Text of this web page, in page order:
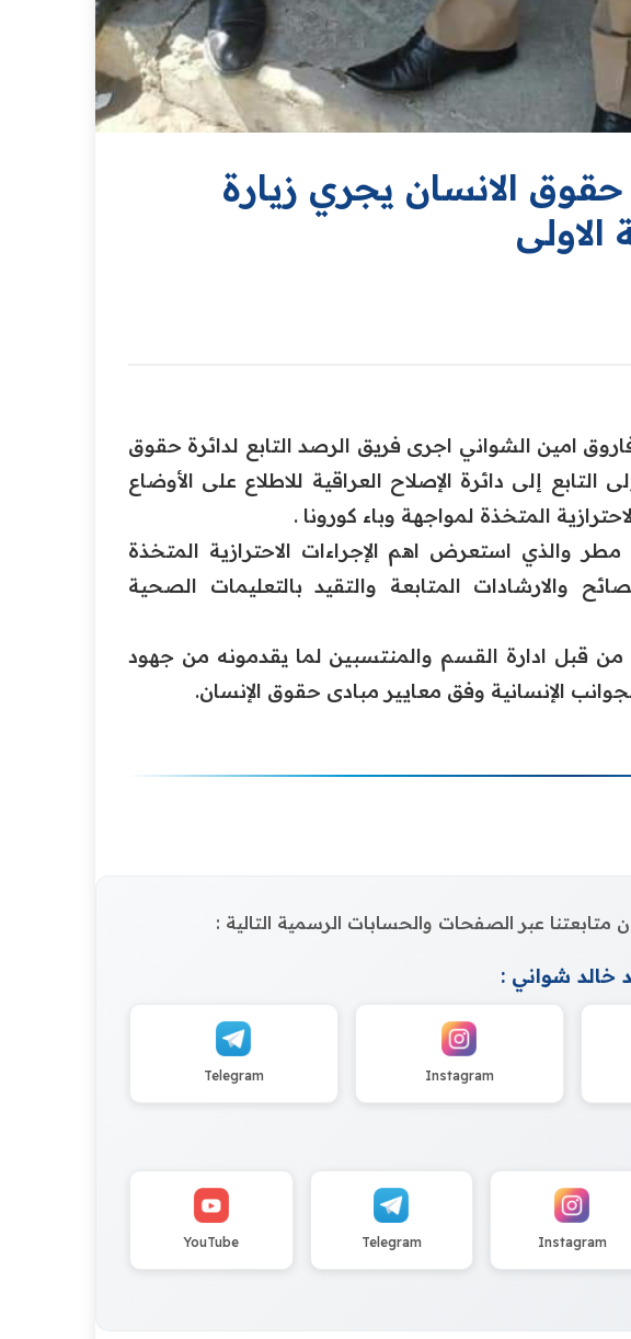
حقوق الانسان يجري زيارة
امين الشواني اجرى فريق الرصد التابع لدائرة حقوق
التابع إلى دائرة الإصلاح العراقية للاطلاع على الأوضاع
المتخذة لمواجهة وباء كورونا .
والذي استعرض اهم الإجراءات الاحترازية المتخذة
والارشادات المتابعة والتقيد بالتعليمات الصحية
قبل ادارة القسم والمنتسبين لما يقدمونه من جهود
الإنسانية وفق معايير مبادى حقوق الإنسان.
متابعتنا عبر الصفحات والحسابات الرسمية التالية :
خالد شواني :
Instagram
Telegram
Instagram
Telegram
YouTube